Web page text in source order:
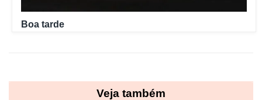
Boa tarde
Veja também